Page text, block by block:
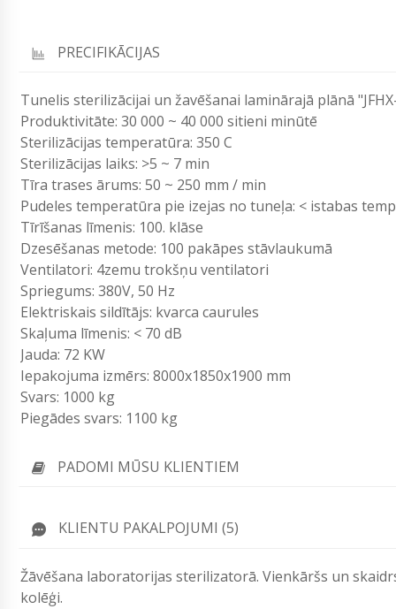
PRECIFIKĀCIJAS
Tunelis sterilizācijai un žavēšanai laminārajā plānā
Produktivitāte: 30 000 ~ 40 000 sitieni minūtē
Sterilizācijas temperatūra: 350 C
Sterilizācijas laiks: >5 ~ 7 min
Tīra trases ārums: 50 ~ 250 mm / min
Pudeles temperatūra pie izejas no tuneļa: < istabas
Tīrīšanas līmenis: 100. klāse
Dzesēšanas metode: 100 pakāpes stāvlaukumā
Ventilatori: 4zemu trokšņu ventilatori
Spriegums: 380V, 50 Hz
Elektriskais sildītājs: kvarca caurules
Skaļuma līmenis: < 70 dB
Jauda: 72 KW
Iepakojuma izmērs: 8000x1850x1900 mm
Svars: 1000 kg
Piegādes svars: 1100 kg
PADOMI MŪSU KLIENTIEM
KLIENTU PAKALPOJUMI (5)
Žāvēšana laboratorijas sterilizatorā. Vienkāršs un
kolēģi.